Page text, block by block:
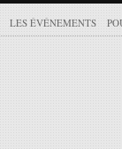
LES ÉVÉNEMENTS